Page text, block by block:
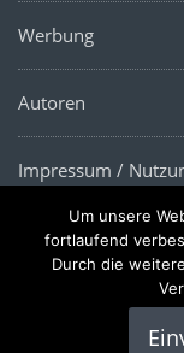
Werbung
Autoren
Impressum /
Datenschutz
Um unsere
fortlaufend
Durch die